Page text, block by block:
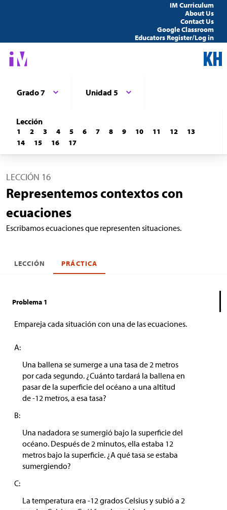
IM Curriculum
About Us
Contact Us
Google Classroom
Educators Register/Log in
Grado 7 Unidad 5
Lección
1 2 3 4 5 6 7 8 9 10 11 12
13
14
15 16 17
LECCIÓN 16
Representemos contextos con
ecuaciones
Escribamos ecuaciones que representen situaciones.
LECCIÓN PRÁCTICA
Problema 1
Empareja cada situación con una de las ecuaciones.
A:
Una ballena se sumerge a una tasa de 2 metros
por cada segundo. ¿Cuánto tardará la ballena en
pasar de la superficie del océano a una altitud
de -12 metros, a esa tasa?
B:
Una nadadora se sumergió bajo la superficie del
océano. Después de 2 minutos, ella estaba 12
metros bajo la superficie. ¿A qué tasa se estaba
sumergiendo?
C:
La temperatura era -12 grados Celsius y subió a 2